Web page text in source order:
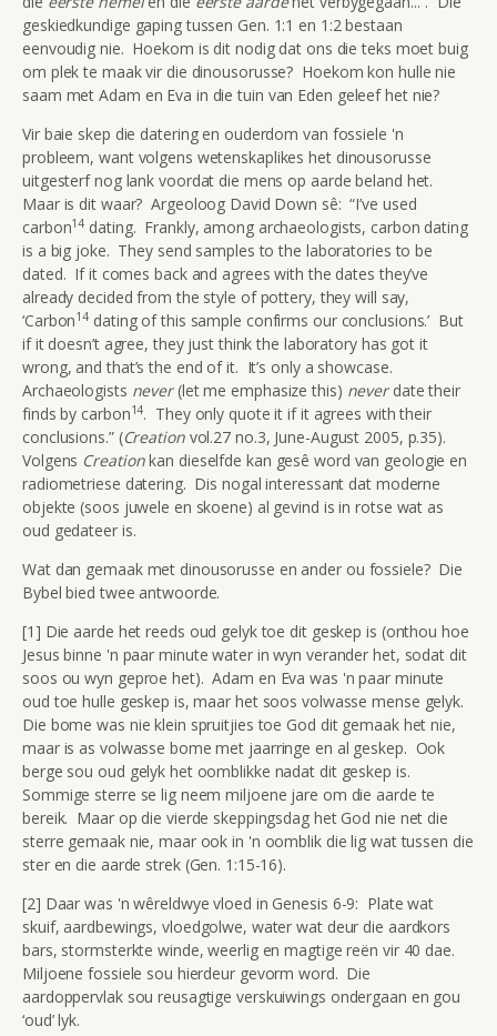
geskiedkundige gaping tussen Gen. 1:1 en 1:2 bestaan
eenvoudig nie. Hoekom is dit nodig dat ons die teks moet buig
om plek te maak vir die dinousorusse? Hoekom kon hulle nie
saam met Adam en Eva in die tuin van Eden geleef het nie?
Vir baie skep die datering en ouderdom van fossiele 'n
probleem, want volgens wetenskaplikes het dinousorusse
uitgesterf nog lank voordat die mens op aarde beland het.
Maar is dit waar? Argeoloog David Down sê: “I’ve used
carbon14 dating. Frankly, among archaeologists, carbon dating
is a big joke. They send samples to the laboratories to be
dated. If it comes back and agrees with the dates they’ve
already decided from the style of pottery, they will say,
‘Carbon14 dating of this sample confirms our conclusions.’ But
if it doesn’t agree, they just think the laboratory has got it
wrong, and that’s the end of it. It’s only a showcase.
Archaeologists never(let me emphasize this) neverdate their
finds by carbon14. They only quote it if it agrees with their
conclusions.” (Creationvol.27 no.3, June-August 2005, p.35).
Volgens Creationkan dieselfde kan gesê word van geologie en
radiometriese datering. Dis nogal interessant dat moderne
objekte (soos juwele en skoene) al gevind is in rotse wat as
oud gedateer is.
Wat dan gemaak met dinousorusse en ander ou fossiele? Die
Bybel bied twee antwoorde.
[1] Die aarde het reeds oud gelyk toe dit geskep is (onthou hoe
Jesus binne 'n paar minute water in wyn verander het, sodat dit
soos ou wyn geproe het). Adam en Eva was 'n paar minute
oud toe hulle geskep is, maar het soos volwasse mense gelyk.
Die bome was nie klein spruitjies toe God dit gemaak het nie,
maar is as volwasse bome met jaarringe en al geskep. Ook
berge sou oud gelyk het oomblikke nadat dit geskep is.
Sommige sterre se lig neem miljoene jare om die aarde te
bereik. Maar op die vierde skeppingsdag het God nie net die
sterre gemaak nie, maar ook in 'n oomblik die lig wat tussen die
ster en die aarde strek (Gen. 1:15-16).
[2] Daar was 'n wêreldwye vloed in Genesis 6-9: Plate wat
skuif, aardbewings, vloedgolwe, water wat deur die aardkors
bars, stormsterkte winde, weerlig en magtige reën vir 40 dae.
Miljoene fossiele sou hierdeur gevorm word. Die
aardoppervlak sou reusagtige verskuiwings ondergaan en gou
‘oud’ lyk.